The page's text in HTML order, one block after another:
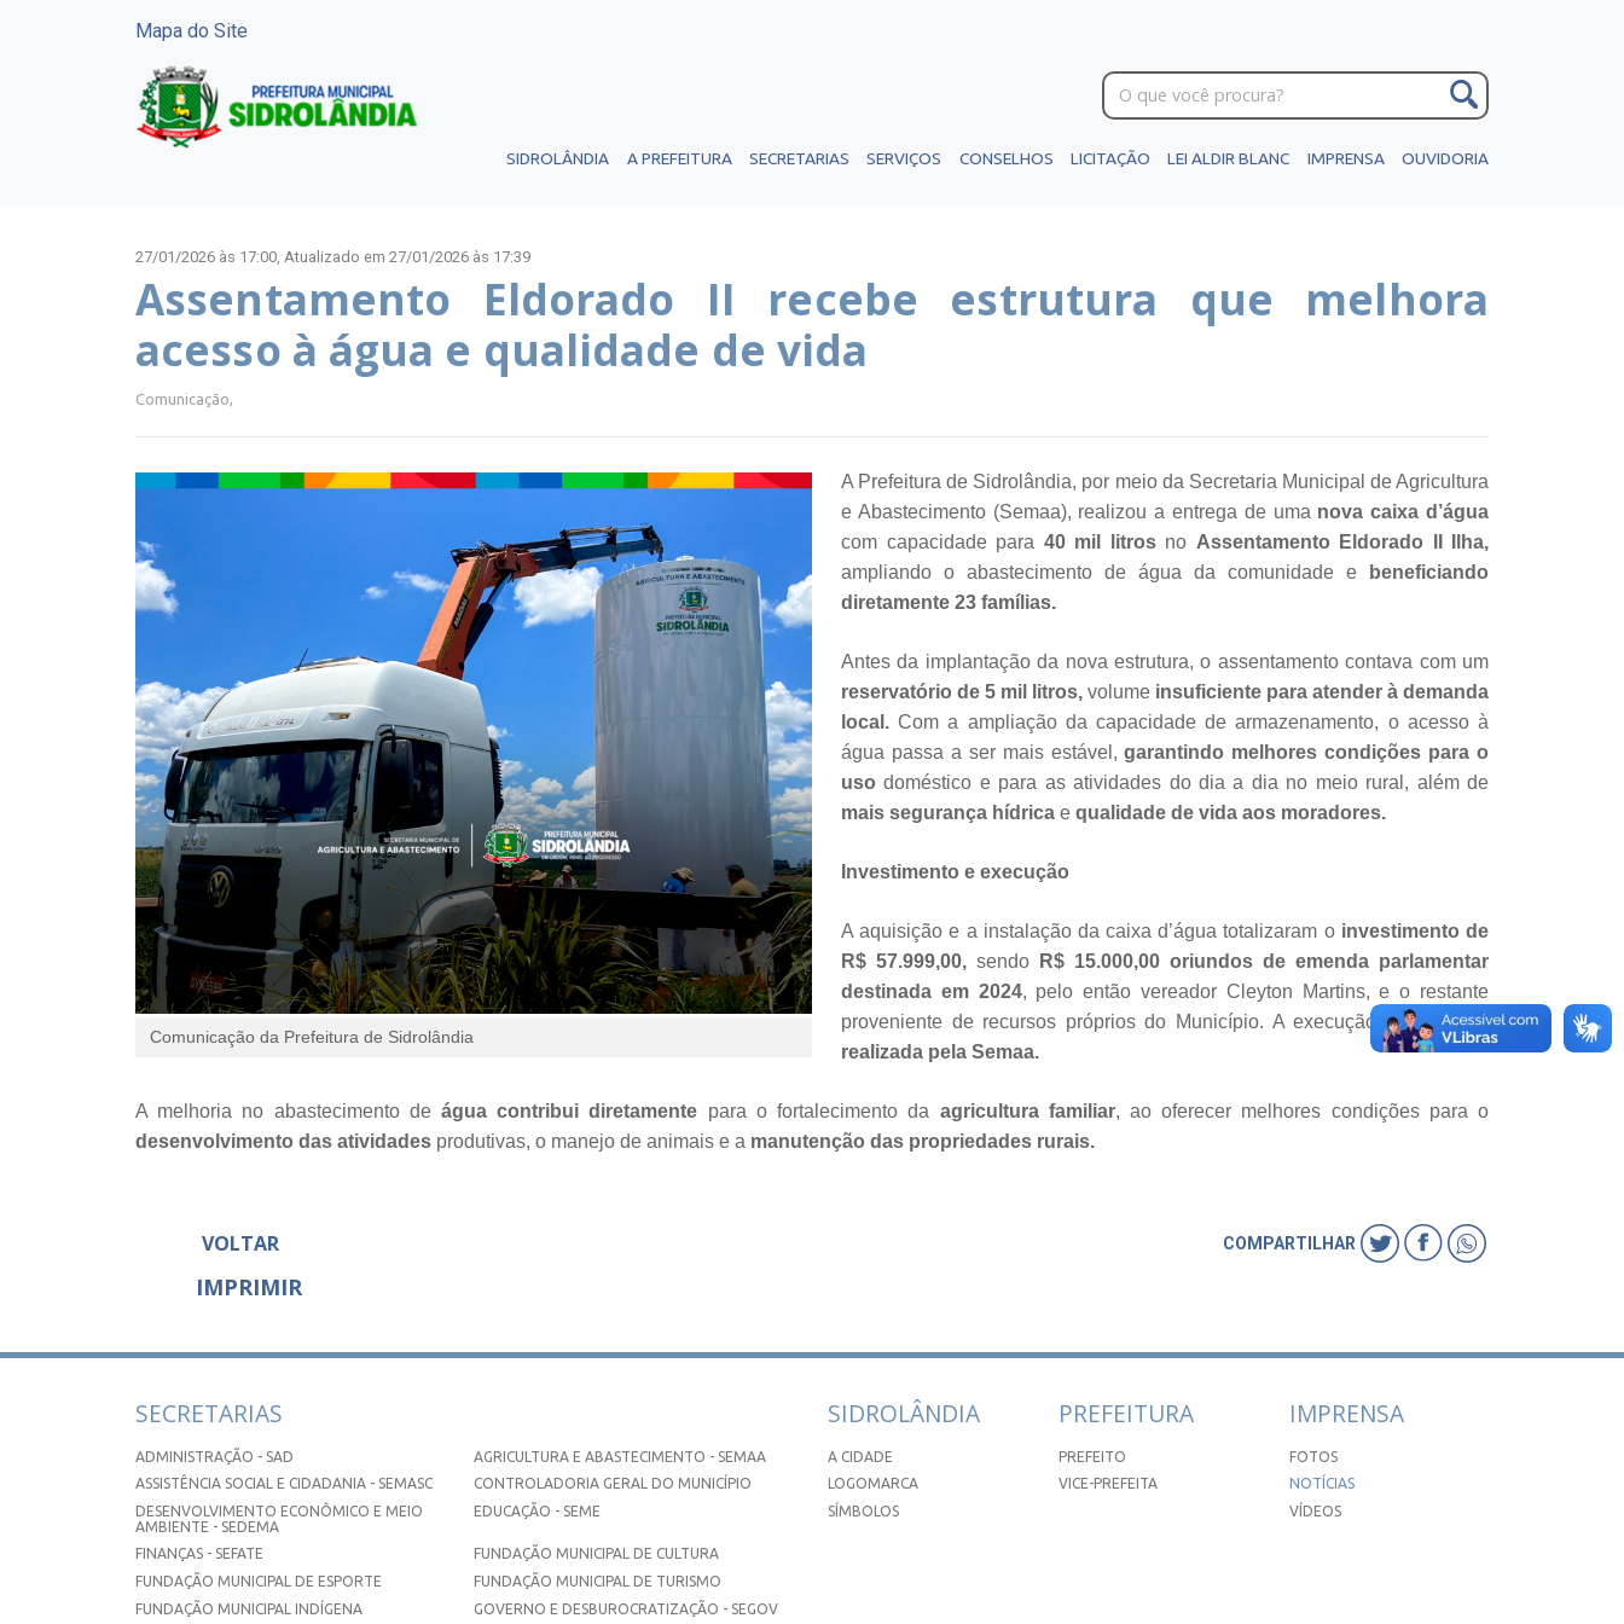
Mapa do Site
SIDROLÂNDIA A PREFEITURA SECRETARIAS SERVIÇOS CONSELHOS LICITAÇÃO LEI ALDIR BLANC IMPRENSA OUVIDORIA
27/01/2026 às 17:00, Atualizado em 27/01/2026 às 17:39
Assentamento Eldorado II recebe estrutura que melhora
acesso à água e qualidade de vida
Comunicação,
Comunicação da Prefeitura de Sidrolândia
A Prefeitura de Sidrolândia, por meio da Secretaria Municipal de Agricultura
e Abastecimento (Semaa), realizou a entrega de uma nova caixa d’água
com capacidade para 40 mil litros no Assentamento Eldorado II Ilha,
ampliando o abastecimento de água da comunidade e beneficiando
diretamente 23 famílias.
Antes da implantação da nova estrutura, o assentamento contava com um
reservatório de 5 mil litros, volume insuficiente para atender à demanda
local. Com a ampliação da capacidade de armazenamento, o acesso à
água passa a ser mais estável,garantindo melhores condições para o
usodoméstico e para as atividades do dia a dia no meio rural, além de
mais segurança hídrica e qualidade de vida aos moradores.
Investimento e execução
A aquisição e a instalação da caixa d’água totalizaram oinvestimento de
R$ 57.999,00, sendo
R$ 15.000,00 oriundos de emenda parlamentar
destinada em 2024, pelo então vereador Cleyton Martins, e o restante
proveniente de recursos próprios do Município. A execução da ação foi
realizada pela Semaa.
A melhoria no abastecimento deágua contribui diretamente para o fortalecimento da agricultura familiar, ao oferecer melhores condições para o
desenvolvimento das atividades produtivas, o manejo de animais e a manutenção das propriedades rurais.
VOLTAR
IMPRIMIR
COMPARTILHAR
SECRETARIAS
ADMINISTRAÇÃO - SAD
AGRICULTURA E ABASTECIMENTO - SEMAA
ASSISTÊNCIA SOCIAL E CIDADANIA - SEMASC
CONTROLADORIA GERAL DO MUNICÍPIO
DESENVOLVIMENTO ECONÔMICO E MEIO
AMBIENTE - SEDEMA
EDUCAÇÃO - SEME
FINANÇAS - SEFATE
FUNDAÇÃO MUNICIPAL DE CULTURA
FUNDAÇÃO MUNICIPAL DE ESPORTE
FUNDAÇÃO MUNICIPAL DE TURISMO
FUNDAÇÃO MUNICIPAL INDÍGENA
GOVERNO E DESBUROCRATIZAÇÃO - SEGOV
SIDROLÂNDIA
A CIDADE
LOGOMARCA
SÍMBOLOS
PREFEITURA
PREFEITO
VICE-PREFEITA
IMPRENSA
FOTOS
NOTÍCIAS
VÍDEOS